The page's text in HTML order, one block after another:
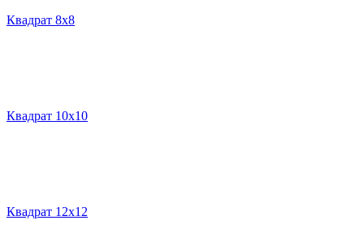
Квадрат 8х8
Квадрат 10х10
Квадрат 12х12